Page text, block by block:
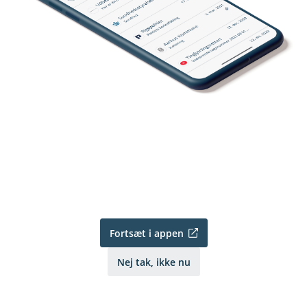
Fortsæt i appen
Nej tak, ikke nu